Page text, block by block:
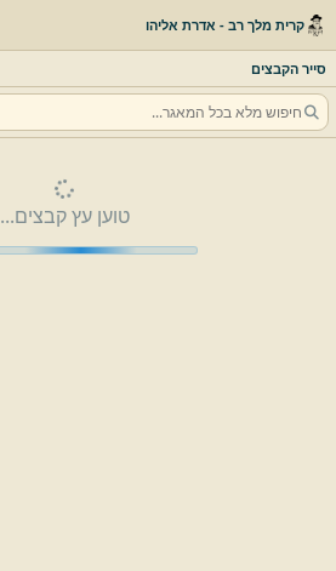
קרית מלך רב - אדרת אליהו
סייר הקבצים
טוען עץ קבצים...